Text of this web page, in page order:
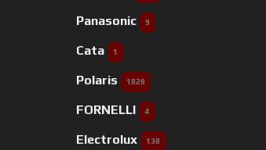
Panasonic 9
Cata 1
Polaris 1828
FORNELLI 4
Electrolux 138